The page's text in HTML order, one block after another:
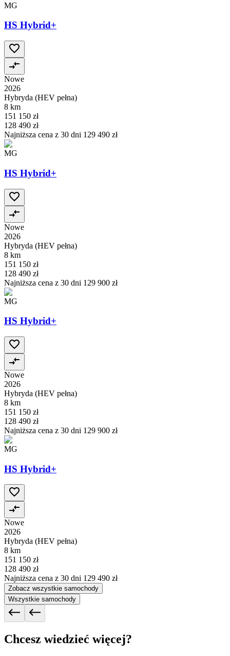
MG
HS Hybrid+
Nowe
2026
Hybryda (HEV pełna)
8 km
151 150 zł
128 490 zł
Najniższa cena z 30 dni 129 490 zł
MG
HS Hybrid+
Nowe
2026
Hybryda (HEV pełna)
8 km
151 150 zł
128 490 zł
Najniższa cena z 30 dni 129 900 zł
MG
HS Hybrid+
Nowe
2026
Hybryda (HEV pełna)
8 km
151 150 zł
128 490 zł
Najniższa cena z 30 dni 129 900 zł
MG
HS Hybrid+
Nowe
2026
Hybryda (HEV pełna)
8 km
151 150 zł
128 490 zł
Najniższa cena z 30 dni 129 490 zł
Zobacz wszystkie samochody
Wszystkie samochody
Chcesz wiedzieć więcej?